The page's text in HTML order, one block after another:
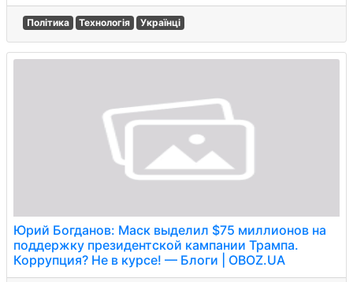
Політика Технологія Українці
Юрий Богданов: Маск выделил $75 миллионов на
поддержку президентской кампании Трампа.
Коррупция? Не в курсе! — Блоги | OBOZ.UA